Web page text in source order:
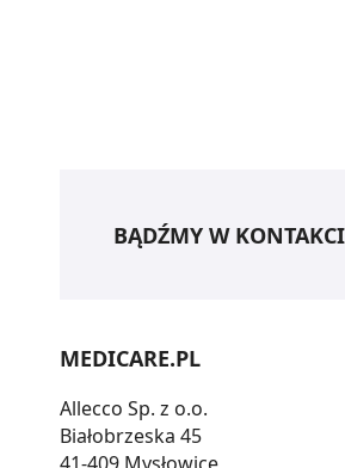
BĄDŹMY W
MEDICARE.PL
Allecco Sp. z o.o.
Białobrzeska 45